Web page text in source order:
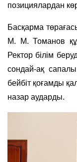
позициялардан
Басқарма
М. М. Томанов
Ректор білім
сондай-ақ сапалы
бейбіт қоғамды
назар аударды.